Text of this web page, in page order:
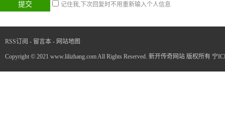
记住我,下次回复时不用重新输入个人信息
RSS订阅 - 留言本 - 网站地图
Copyright © 2021 www.lilizhang.com All Rights Reserved. 新开传奇网站 版权所有 宁